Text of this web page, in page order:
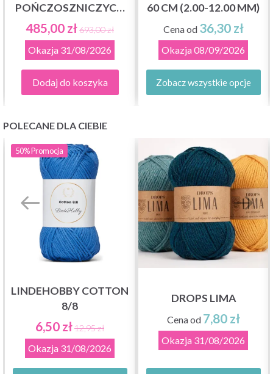
POŃCZOSZNICZYCH
UMBER, TAN, 15 CM
(4.00-9.00 MM)
485,00 zł693,00 zł
Okazja 31/08/2026
Dodaj do koszyka
60 CM (2.00-12.00 MM)
Cena od 36,30 zł
Okazja08/09/2026
Zobacz wszystkie opcje
POLECANE DLA CIEBIE
50%Promocja
LINDEHOBBY COTTON
8/8
6,50 zł12,95 zł
Okazja 31/08/2026
DROPS LIMA
Cena od 7,80 zł
Okazja 31/08/2026